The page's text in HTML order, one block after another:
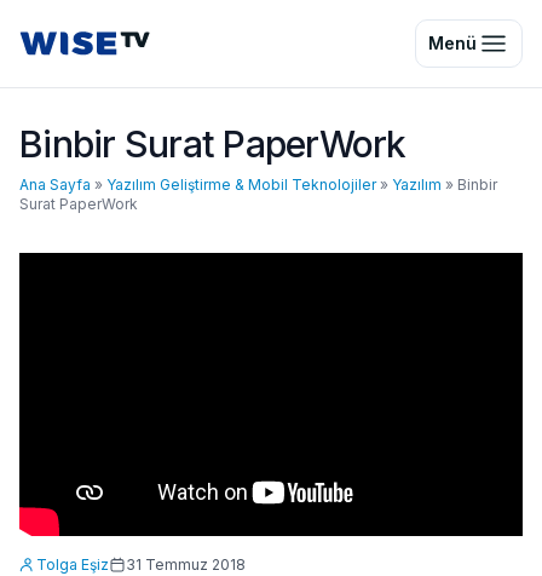
Wise TV Menü
Binbir Surat PaperWork
Ana Sayfa » Yazılım Geliştirme & Mobil Teknolojiler» Yazılım » Binbir
Surat PaperWork
Tolga Eşiz 31 Temmuz 2018